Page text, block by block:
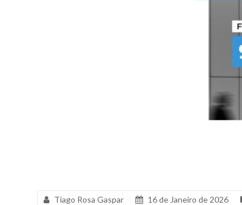
Tiago Rosa Gaspar 16 de Janeiro de 2026